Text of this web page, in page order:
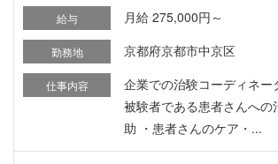
給与 月給 275,000円～
勤務地 京都府京都市中京区
仕事内容
企業での治験コーディネー
被験者である患者さんへの
助 ・患者さんのケア・...